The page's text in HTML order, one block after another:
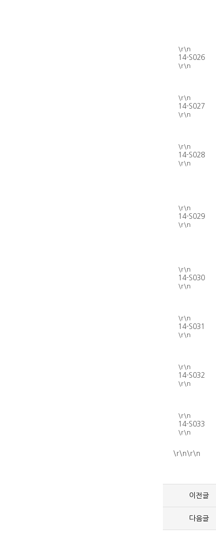
\r\n
14-S026
\r\n
\r\n
14-S027
\r\n
\r\n
14-S028
\r\n
\r\n
14-S029
\r\n
\r\n
14-S030
\r\n
\r\n
14-S031
\r\n
\r\n
14-S032
\r\n
\r\n
14-S033
\r\n
\r\n\r\n
이전글
다음글